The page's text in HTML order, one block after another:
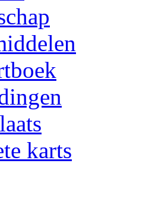
karts